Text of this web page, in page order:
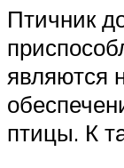
Птичник
являются
птицы. К